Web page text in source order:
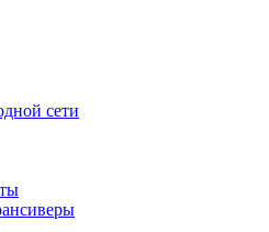
строительные
клеевые
бит и сверел
многофункциональный
сети